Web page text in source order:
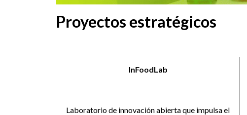
Proyectos estratégicos
InFoodLab
Laboratorio de innovación abierta que impulsa el